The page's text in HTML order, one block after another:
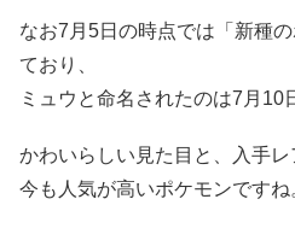
なお7月5日の時点では「新種
ており、
ミュウと命名されたのは7月10
かわいらしい見た目と、入手レ
今も人気が高いポケモンですね